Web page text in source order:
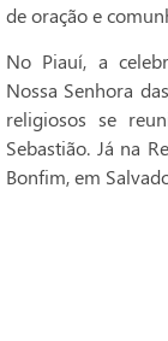
de oração e
No Piauí, a
Nossa Senhora
religiosos se
Sebastião. Já na
Bonfim, em